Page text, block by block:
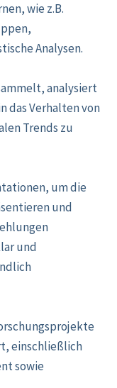
wie z.B.
Analysen.
analysiert
das Verhalten von
Trends zu
um die
und
und
einschließlich
sowie